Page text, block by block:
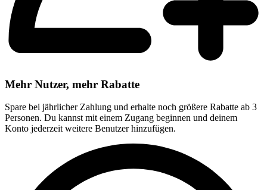
Mehr Nutzer, mehr Rabatte
Spare bei jährlicher Zahlung und erhalte noch größere Rabatte ab 3
Personen. Du kannst mit einem Zugang beginnen und deinem
Konto jederzeit weitere Benutzer hinzufügen.